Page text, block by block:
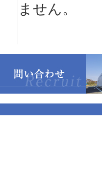
ません。